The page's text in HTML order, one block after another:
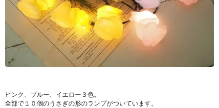
ピンク、ブルー、イエロー３色。
全部で１０個のうさぎの形のランプがついています。